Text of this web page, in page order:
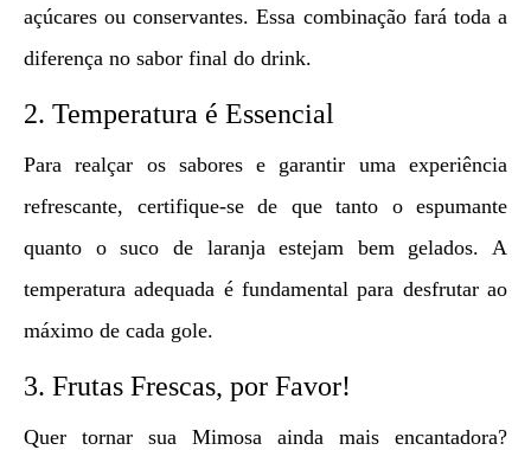
açúcares ou conservantes. Essa combinação fará toda a
diferença no sabor final do drink.
2. Temperatura é Essencial
Para realçar os sabores e garantir uma experiência
refrescante, certifique-se de que tanto o espumante
quanto o suco de laranja estejam bem gelados. A
temperatura adequada é fundamental para desfrutar ao
máximo de cada gole.
3. Frutas Frescas, por Favor!
Quer tornar sua Mimosa ainda mais encantadora?